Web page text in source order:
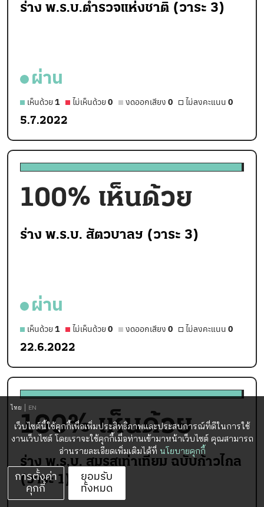
ร่าง พ.ร.บ.ตำรวจแห่งชาติ (วาระ 3)
ผ่าน
เห็นด้วย 1 ไม่เห็นด้วย 0 งดออกเสียง 0 ไม่ลงคะแนน 0
5.7.2022
100% เห็นด้วย
ร่าง พ.ร.บ. สัตวบาลฯ (วาระ 3)
ผ่าน
เห็นด้วย 1 ไม่เห็นด้วย 0 งดออกเสียง 0 ไม่ลงคะแนน 0
22.6.2022
100% เห็นด้วย
ร่าง พ.ร.บ. สมรสเท่าเทียม ฉบับก้าวไกล
(วาระ 1)
ไทย EN
เว็บไซต์นี้ใช้คุกกี้เพื่อเพิ่มประสิทธิภาพและประสบการณ์ที่ดีในการใช้
งานเว็บไซต์ โดยเราจะใช้คุกกี้เมื่อท่านเข้ามาหน้าเว็บไซต์ คุณสามารถ
อ่านรายละเอียดเพิ่มเติมได้ที่ นโยบายคุกกี้
การตั้งค่า
คุกกี้
ยอมรับ
ทั้งหมด